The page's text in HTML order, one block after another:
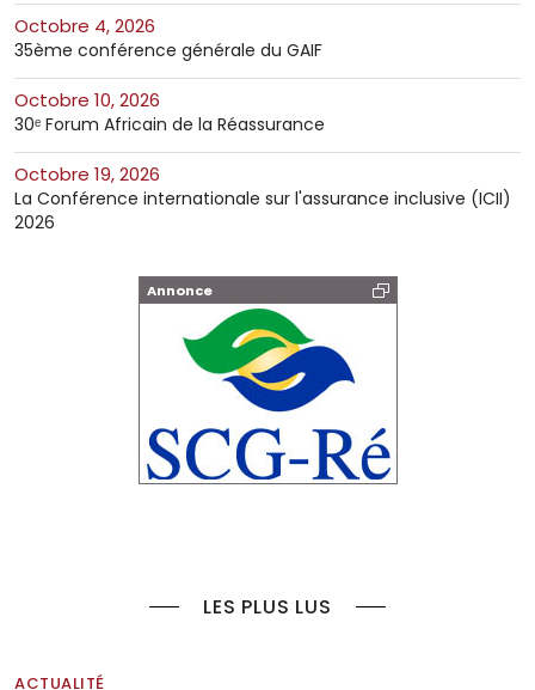
octobre 4, 2026
35ème conférence générale du GAIF
octobre 10, 2026
30ᵉ Forum Africain de la Réassurance
octobre 19, 2026
La Conférence internationale sur l'assurance inclusive (ICII)
2026
Annonce
LES PLUS LUS
ACTUALITÉ